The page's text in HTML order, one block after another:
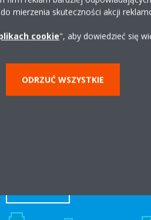
http://
mierzenia skuteczności akcji
cookie", aby dowiedzieć się
ODRZUĆ WSZYSTKIE